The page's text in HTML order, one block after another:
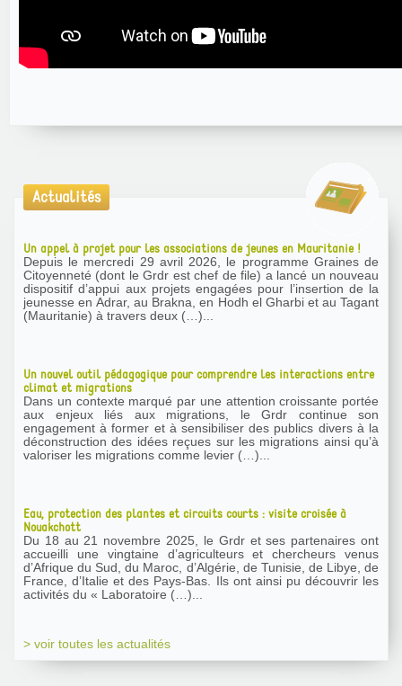
Actualités
Un appel à projet pour les associations de jeunes en Mauritanie !
Depuis le mercredi 29 avril 2026, le programme Graines de
Citoyenneté (dont le Grdr est chef de file) a lancé un nouveau
dispositif d’appui aux projets engagées pour l’insertion de la
jeunesse en Adrar, au Brakna, en Hodh el Gharbi et au Tagant
(Mauritanie) à travers deux (…)...
Un nouvel outil pédagogique pour comprendre les interactions entre
climat et migrations
Dans un contexte marqué par une attention croissante portée
aux enjeux liés aux migrations, le Grdr continue son
engagement à former et à sensibiliser des publics divers à la
déconstruction des idées reçues sur les migrations ainsi qu’à
valoriser les migrations comme levier (…)...
Eau, protection des plantes et circuits courts : visite croisée à
Nouakchott
Du 18 au 21 novembre 2025, le Grdr et ses partenaires ont
accueilli une vingtaine d’agriculteurs et chercheurs venus
d’Afrique du Sud, du Maroc, d’Algérie, de Tunisie, de Libye, de
France, d’Italie et des Pays-Bas. Ils ont ainsi pu découvrir les
activités du « Laboratoire (…)...
> voir toutes les actualités